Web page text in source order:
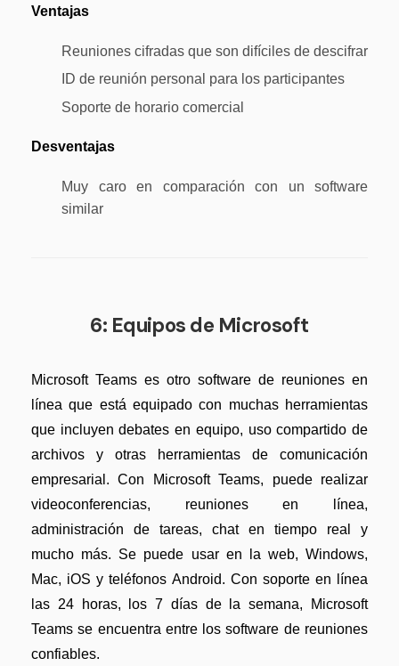
Ventajas
Reuniones cifradas que son difíciles de descifrar
ID de reunión personal para los participantes
Soporte de horario comercial
Desventajas
Muy caro en comparación con un software
similar
6: Equipos de Microsoft
Microsoft Teams es otro software de reuniones en
línea que está equipado con muchas herramientas
que incluyen debates en equipo, uso compartido de
archivos y otras herramientas de comunicación
empresarial. Con Microsoft Teams, puede realizar
videoconferencias, reuniones en línea,
administración de tareas, chat en tiempo real y
mucho más. Se puede usar en la web, Windows,
Mac, iOS y teléfonos Android. Con soporte en línea
las 24 horas, los 7 días de la semana, Microsoft
Teams se encuentra entre los software de reuniones
confiables.